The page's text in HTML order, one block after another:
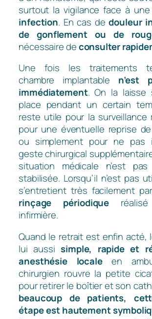
surtout la vigilance face à une
infection. En cas dedouleur
de gonflement ou de
nécessaire deconsulter
Une fois les traitements
chambre implantable n’est
immédiatement. On la laisse
place pendant un certain
reste utile pour la surveillance
pour une éventuelle reprise
ou simplement pour ne pas
geste chirurgical
situation médicale n’est
stabilisée. Lorsqu’il n’est pas
s’entretient très facilement
rinçage périodique
infirmière.
Quand le retrait est enfin acté,
lui aussi simple, rapide et
anesthésie localeen
chirurgien rouvre la petite
pour retirer le boîtier et son
beaucoup de patients,
étape est hautement